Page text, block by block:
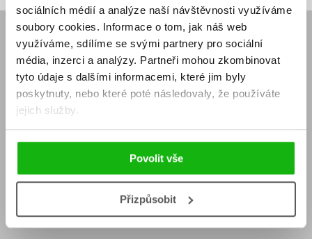
sociálních médií a analýze naší návštěvnosti využíváme
soubory cookies. Informace o tom, jak náš web
využíváme, sdílíme se svými partnery pro sociální
média, inzerci a analýzy. Partneři mohou zkombinovat
tyto údaje s dalšími informacemi, které jim byly
poskytnuty, nebo které poté následovaly, že používáte
jejich služby.
Povolit vše
Přizpůsobit
E-SHOP
Aktuality
Naši autoři
Obchodní podmínky
Jak nakoupit
Knižní novinky
Dárkové poukazy
Affiliate program
KONTAKTY
Sídlo společnosti
Kontakty Albatros Media